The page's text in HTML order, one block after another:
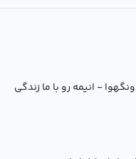
- انیمه رو با ما زندگی